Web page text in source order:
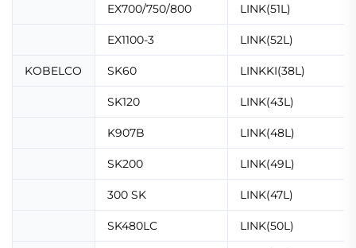
EX700/750/800 LINK(51L)
EX1100-3 LINK(52L)
KOBELCO SK60 LINKKI(38L)
SK120 LINK(43L)
K907B LINK(48L)
SK200 LINK(49L)
300 SK LINK(47L)
SK480LC LINK(50L)